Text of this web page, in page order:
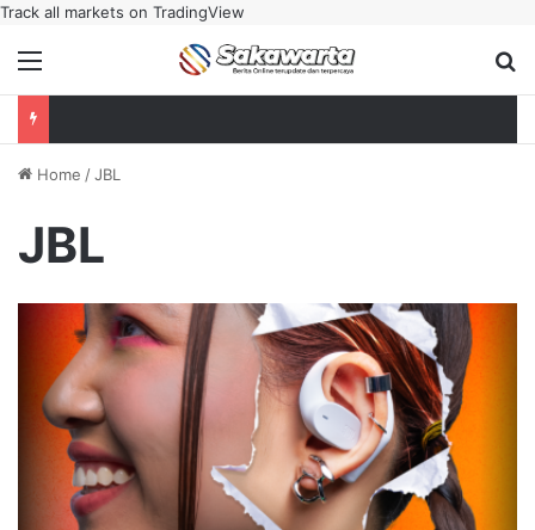
Track all markets on TradingView
Menu
Home /JBL
JBL